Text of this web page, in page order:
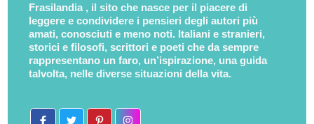
Frasilandia , il sito che nasce per il piacere di
leggere e condividere i pensieri degli autori più
amati, conosciuti e meno noti. Italiani e stranieri,
storici e filosofi, scrittori e poeti che da sempre
rappresentano un faro, un’ispirazione, una guida
talvolta, nelle diverse situazioni della vita.